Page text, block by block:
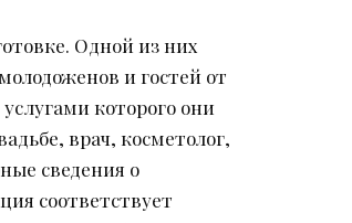
Одной из них
и гостей от
которого они
врач, косметолог,
сведения о
соответствует